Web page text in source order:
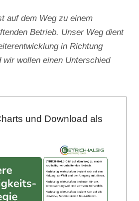
auf dem Weg zu einem
Betrieb. Unser Weg dient
in Richtung
wir wollen einen Unterschied
und Download als